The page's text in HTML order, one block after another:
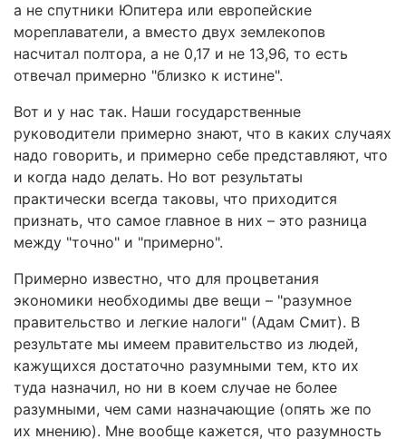
а не спутники Юпитера или европейские
мореплаватели, а вместо двух землекопов
насчитал полтора, а не 0,17 и не 13,96, то есть
отвечал примерно "близко к истине".
Вот и у нас так. Наши государственные
руководители примерно знают, что в каких случаях
надо говорить, и примерно себе представляют, что
и когда надо делать. Но вот результаты
практически всегда таковы, что приходится
признать, что самое главное в них – это разница
между "точно" и "примерно".
Примерно известно, что для процветания
экономики необходимы две вещи – "разумное
правительство и легкие налоги" (Адам Смит). В
результате мы имеем правительство из людей,
кажущихся достаточно разумными тем, кто их
туда назначил, но ни в коем случае не более
разумными, чем сами назначающие (опять же по
их мнению). Мне вообще кажется, что разумность